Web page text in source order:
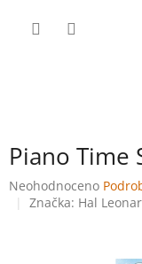
Piano Time
Průměrné
hodnocení
Neohodnoceno
Značka: Hal